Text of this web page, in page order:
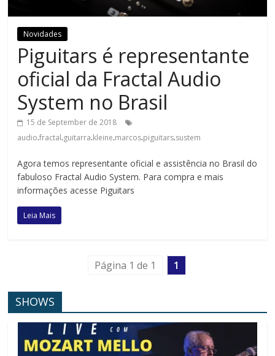
Novidades
Piguitars é representante
oficial da Fractal Audio
System no Brasil
15 de September de 2018
audio.fractal.guitarra.kleine.marcos.piguitars.sustem
Agora temos representante oficial e assistência no Brasil do
fabuloso Fractal Audio System. Para compra e mais
informações acesse Piguitars
Leia Mais
Página 1 de 1 1
SHOWS